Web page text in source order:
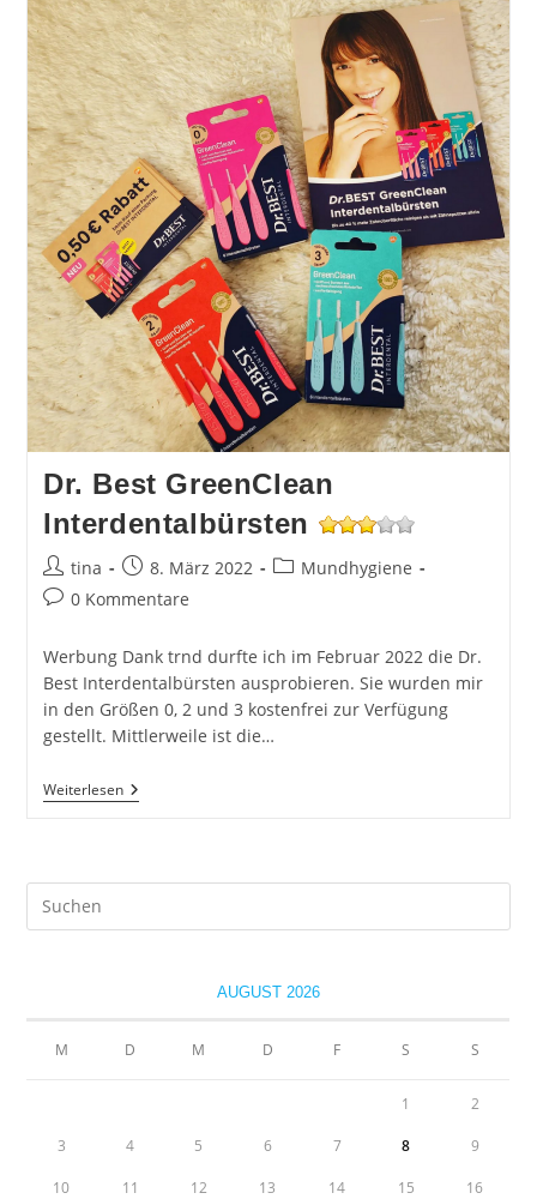
Dr. Best GreenClean
Interdentalbürsten
Beitrags-
Autor:
tina
Beitrag
veröffentlicht:
8. März 2022
Beitrags-
Mundhygiene
Beitrags-
0 Kommentare
Werbung Dank trnd durfte ich im Februar 2022 die Dr.
Best Interdentalbürsten ausprobieren. Sie wurden mir
in den Größen 0, 2 und 3 kostenfrei zur Verfügung
gestellt. Mittlerweile ist die…
WeiterlesenDr.
Best
AUGUST 2026
M D M D F S S
1 2
3 4 5 6 7 8 9
10 11 12 13 14 15 16